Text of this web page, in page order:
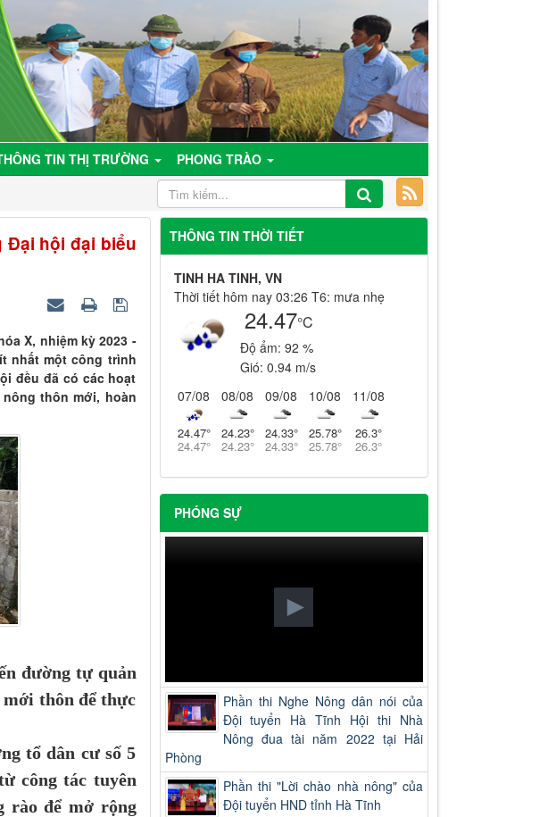
TIN THỊ TRƯỜNG
PHONG TRÀO
Đại hội đại biểu
X, nhiệm kỳ 2023 -
nhất một công trình
đều đã có các hoạt
thôn mới, hoàn
đường tự quản
thôn để thực
tổ dân cư số 5
công tác tuyên
rào để mở rộng
THÔNG TIN THỜI TIẾT
TINH HA TINH, VN
Thời tiết hôm nay 03:26 T6: mưa nhẹ
24.47°C
Độ ẩm: 92 %
Gió: 0.94 m/s
07/08
24.47°
24.47°
08/08
24.23°
24.23°
09/08
24.33°
24.33°
10/08
25.78°
25.78°
11/08
26.3°
26.3°
PHÓNG SỰ
Phần thi Nghe Nông dân nói của
Đội tuyển Hà Tĩnh Hội thi Nhà
Nông đua tài năm 2022 tại Hải
Phòng
Phần thi "Lời chào nhà nông" của
Đội tuyển HND tỉnh Hà Tĩnh